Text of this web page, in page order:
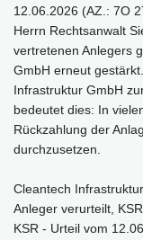
12.06.2026 (AZ.: 7O
Herrn Rechtsanwalt
vertretenen Anlegers
GmbH erneut
Infrastruktur GmbH
bedeutet dies: In
Rückzahlung der
durchzusetzen.
Cleantech
Anleger verurteilt,
KSR - Urteil vom